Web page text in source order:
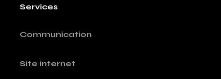
Services
Communication
Site internet